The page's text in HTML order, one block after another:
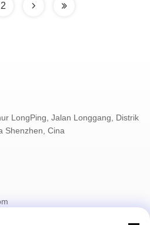
2
LongPing, Jalan Longgang, Distrik
Shenzhen, Cina